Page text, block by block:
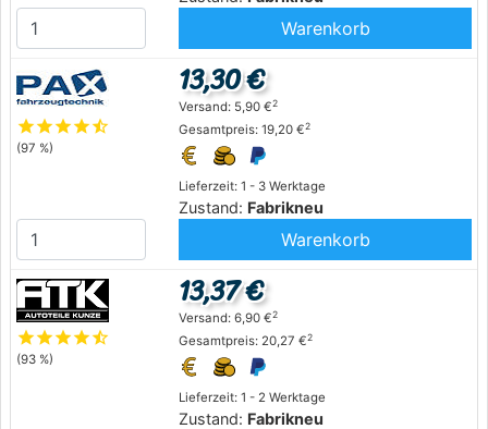
Warenkorb
starstarstarstarstar_half
(97 %)
Lieferzeit: 1 - 3 Werktage
Zustand: Fabrikneu
13,30 €
Versand: 5,90 €2
Gesamtpreis: 19,20 €2
Warenkorb
starstarstarstarstar_half
(93 %)
Lieferzeit: 1 - 2 Werktage
Zustand: Fabrikneu
13,37 €
Versand: 6,90 €2
Gesamtpreis: 20,27 €2